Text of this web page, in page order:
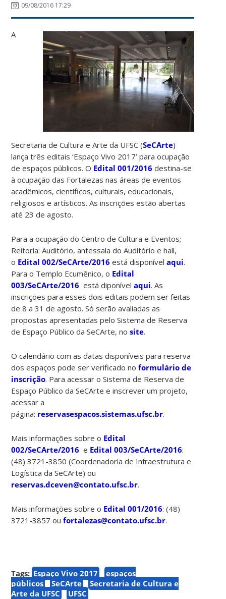
09/08/2016 17:29
A
Secretaria de Cultura e Arte da UFSC (SeCArte)
lança três editais ‘Espaço Vivo 2017’ para ocupação
de espaços públicos. O Edital 001/2016 destina-se
à ocupação das Fortalezas nas áreas de eventos
acadêmicos, científicos, culturais, educacionais,
religiosos e artísticos. As inscrições estão abertas
até 23 de agosto.
Para a ocupação do Centro de Cultura e Eventos;
Reitoria: Auditório, antessala do Auditório e hall,
o Edital 002/SeCArte/2016está disponívelaqui.
Para o Templo Ecumênico, o Edital
003/SeCArte/2016 está diponívelaqui. As
inscrições para esses dois editais podem ser feitas
de 8 a 31 de agosto. Só serão avaliadas as
propostas apresentadas pelo Sistema de Reserva
de Espaço Público da SeCArte, nosite.
O calendário com as datas disponíveis para reserva
dos espaços pode ser verificado noformulário de
inscrição. Para acessar o Sistema de Reserva de
Espaço Público da SeCArte e inscrever um projeto,
acessar a
página: reservasespacos.sistemas.ufsc.br.
Mais informações sobre o Edital
002/SeCArte/2016 e Edital 003/SeCArte/2016:
(48) 3721-3850 (Coordenadoria de Infraestrutura e
Logística da SeCArte) ou
reservas.dceven@contato.ufsc.br.
Mais informações sobre o Edital 001/2016: (48)
3721-3857 oufortalezas@contato.ufsc.br.
Tags: Espaço Vivo 2017
espaços
públicos
SeCArte
Secretaria de Cultura e
Arte da UFSC
UFSC